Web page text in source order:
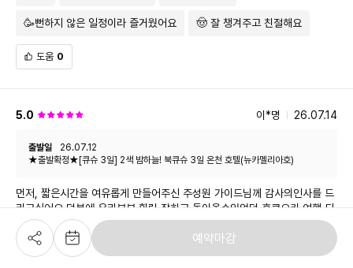
🥳뻔하지 않은 일정이라 즐거웠어요 🤠 잘 챙겨주고 친절해요
도움 0
5.0 이*명 26.07.14
출발일
26.07.12
★출발확정★[큐슈 3일] 2색 밤하늘! 북큐슈 3일 온천 호텔(뉴카멜리아호)
먼저, 짧은시간을 여유롭게 만들어주신 주성원 가이드님께 감사의인사를 드
리고싶어요,덕분에 우리부부 힐링 잘하고 돌아올수있었던 후쿠오카 여행 되
었답니다!!!!
예약마감